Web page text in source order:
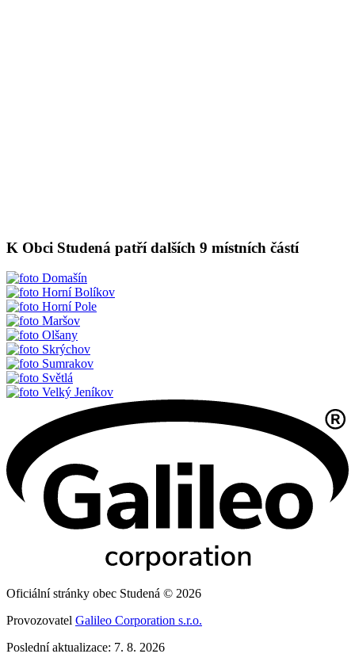
K Obci Studená patří dalších 9 místních částí
Domašín
Horní Bolíkov
Horní Pole
Maršov
Olšany
Skrýchov
Sumrakov
Světlá
Velký Jeníkov
Oficiální stránky obec Studená © 2026
Provozovatel Galileo Corporation s.r.o.
Poslední aktualizace: 7. 8. 2026